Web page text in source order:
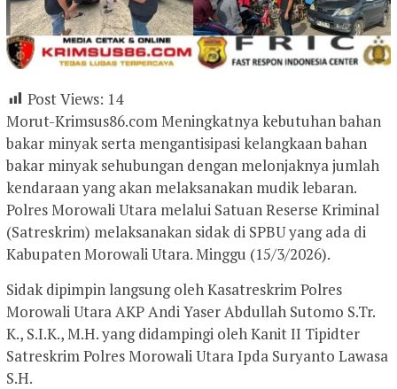
Post Views: 14
Morut-Krimsus86.com Meningkatnya kebutuhan bahan
bakar minyak serta mengantisipasi kelangkaan bahan
bakar minyak sehubungan dengan melonjaknya jumlah
kendaraan yang akan melaksanakan mudik lebaran.
Polres Morowali Utara melalui Satuan Reserse Kriminal
(Satreskrim) melaksanakan sidak di SPBU yang ada di
Kabupaten Morowali Utara. Minggu (15/3/2026).
Sidak dipimpin langsung oleh Kasatreskrim Polres
Morowali Utara AKP Andi Yaser Abdullah Sutomo S.Tr.
K., S.I.K., M.H. yang didampingi oleh Kanit II Tipidter
Satreskrim Polres Morowali Utara Ipda Suryanto Lawasa
S.H.